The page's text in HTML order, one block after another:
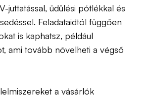
juttatással, üdülési pótlékkal és
Feladataidtól függően
is kaphatsz, például
ami tovább növelheti a végső
a vásárlók